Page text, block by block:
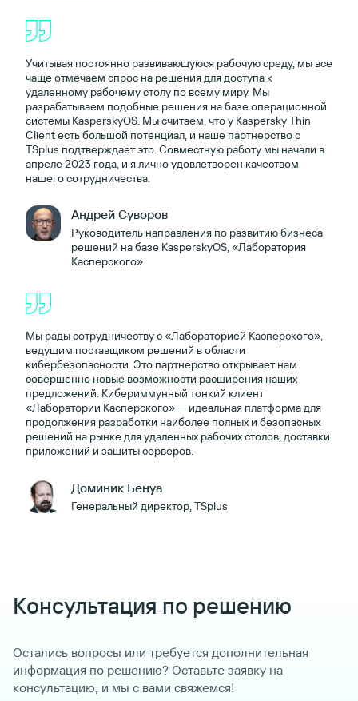
Учитывая постоянно развивающуюся рабочую среду, мы все
чаще отмечаем спрос на решения для доступа к
удаленному рабочему столу по всему миру. Мы
разрабатываем подобные решения на базе операционной
системы KasperskyOS. Мы считаем, что у Kaspersky Thin
Client есть большой потенциал, и наше партнерство с
TSplus подтверждает это. Совместную работу мы начали в
апреле 2023 года, и я лично удовлетворен качеством
нашего сотрудничества.
Андрей Суворов
Руководитель направления по развитию бизнеса
решений на базе KasperskyOS, «Лаборатория
Касперского»
Мы рады сотрудничеству с «Лабораторией Касперского»,
ведущим поставщиком решений в области
кибербезопасности. Это партнерство открывает нам
совершенно новые возможности расширения наших
предложений. Кибериммунный тонкий клиент
«Лаборатории Касперского» — идеальная платформа для
продолжения разработки наиболее полных и безопасных
решений на рынке для удаленных рабочих столов, доставки
приложений и защиты серверов.
Доминик Бенуа
Генеральный директор, TSplus
Консультация по решению
Остались вопросы или требуется дополнительная
информация по решению? Оставьте заявку на
консультацию, и мы с вами свяжемся!